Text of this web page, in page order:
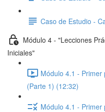
Caso de Estudio -
Módulo 4 - "Lecciones
Iniciales"
Módulo 4.1 -
(Parte 1) (12:32)
Módulo 4.1 -